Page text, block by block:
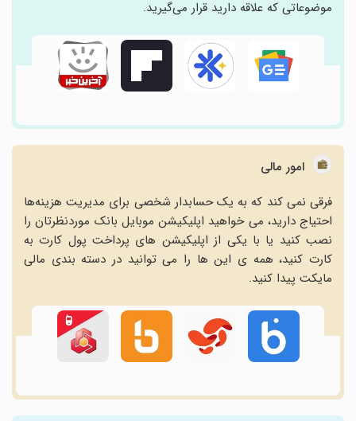
موضوعاتی که علاقه دارید قرار می‌گیرید.
امور مالی
فرقی نمی کند که به یک حسابدار شخصی برای مدیریت هزینه‌ها
احتیاج دارید، می خواهید اپلیکیشن موبایل بانک موردنظرتان را
نصب کنید یا با یکی از اپلیکیشن های پرداخت پول کارت به
کارت کنید، همه ی این ها را می توانید در دسته بندی مالی
مایکت پیدا کنید.